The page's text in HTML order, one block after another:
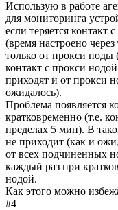
Использую в работе
для мониторинга
если теряется контакт
(время настроено
только от прокси ноды
контакт с прокси
приходят и от прокси
ожидалось).
Проблема появляется
кратковременно (т.е.
пределах 5 мин). В
не приходит (как и
от всех подчиненных
каждый раз при
нодой.
Как этого можно
#4